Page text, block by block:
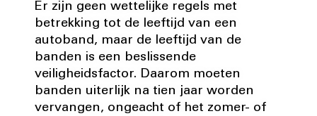
Er zijn geen wettelijke regels met
betrekking tot de leeftijd van een
autoband, maar de leeftijd van de
banden is een beslissende
veiligheidsfactor. Daarom moeten
banden uiterlijk na tien jaar worden
vervangen, ongeacht of het zomer- of